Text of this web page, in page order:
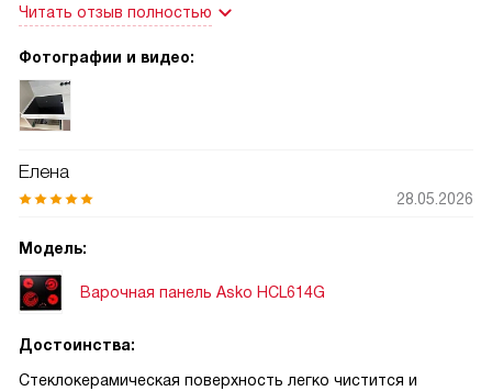
родственники, ускоренный нагрев помогает успеть с
горячими блюдами, а функция паузы выручала, если нужно
вернулась к готовке без лишних хлопот. Особенно радует,
что вытяжка включается автоматически, запахи быстро
таймер на телефоне дают спокойствие, когда отвлечёна
или бегу по делам. Объединение конфорок пригодилось
равномерный. Детская блокировка даёт чувство
безопасности, когда малыш на кухне. В общем, панель
сделала повседневную готовку проще, быстрее и даже
немного приятнее для меня и моей семьи
Читать отзыв полностью
Фотографии и видео:
Елена
28.05.2026
Модель:
Варочная панель Asko HCL614G
Достоинства:
Стеклокерамическая поверхность легко чистится и